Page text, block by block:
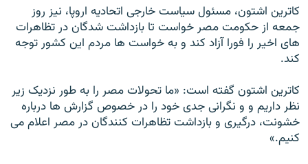
کاترين اشتون، مسئول سياست خارجی اتحاديه اروپا، نيز روز
جمعه از حکومت مصر خواست تا بازداشت شدگان در تظاهرات
های اخير را فورا آزاد کند و به خواست ها مردم اين کشور توجه
کند.
کاترين اشتون گفته است: «ما تحولات مصر را به طور نزديک زير
نظر داريم و و نگرانی جدی خود را در خصوص گزارش ها درباره
خشونت، درگيری و بازداشت تظاهرات کنندگان در مصر اعلام می
کنيم.»